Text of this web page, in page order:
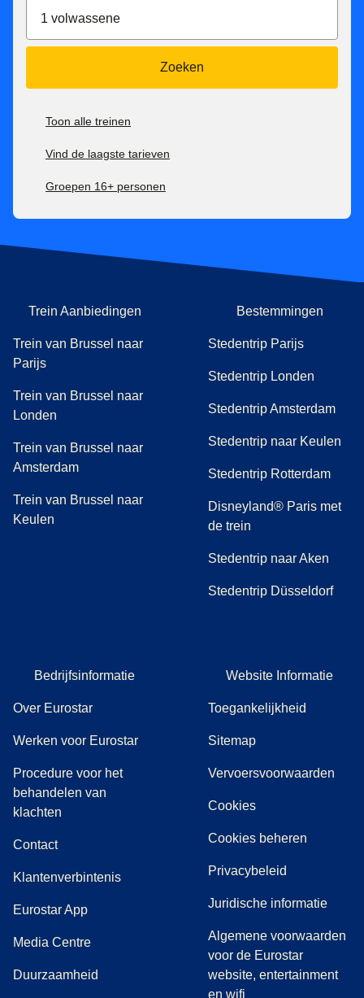
1 volwassene
Zoeken
Toon alle treinen
Vind de laagste tarieven
Groepen 16+ personen
Trein Aanbiedingen
Trein van Brussel naar
Parijs
Trein van Brussel naar
Londen
Trein van Brussel naar
Amsterdam
Trein van Brussel naar
Keulen
Bestemmingen
Stedentrip Parijs
Stedentrip Londen
Stedentrip Amsterdam
Stedentrip naar Keulen
Stedentrip Rotterdam
Disneyland® Paris met
de trein
Stedentrip naar Aken
Stedentrip Düsseldorf
Bedrijfsinformatie
Over Eurostar
Werken voor Eurostar
Procedure voor het
behandelen van
klachten
Contact
Klantenverbintenis
Eurostar App
Media Centre( opent in een nieuwe tab)
Duurzaamheid
Website Informatie
Toegankelijkheid
Sitemap
Vervoersvoorwaarden
Cookies
Cookies beheren
Privacybeleid
Juridische informatie
Algemene voorwaarden
voor de Eurostar
website, entertainment
en wifi